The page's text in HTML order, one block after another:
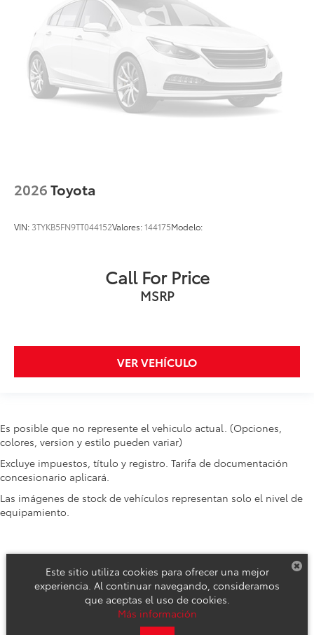
2026Toyota
VIN: 3TYKB5FN9TT044152Valores:144175Modelo:
Call For Price
MSRP
VER VEHÍCULO
Es posible que no represente el vehiculo actual. (Opciones,
colores, version y estilo pueden variar)
Excluye impuestos, título y registro. Tarifa de documentación
concesionario aplicará.
Las imágenes de stock de vehículos representan solo el nivel de
equipamiento.
Derechos de autor © 2026 por DealerOn Mapa del sitio
Este sitio utiliza cookies para ofrecer una mejor
experiencia. Al continuar navegando, consideramos
que aceptas el uso de cookies.
Más información